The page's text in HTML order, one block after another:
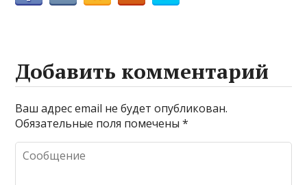
Добавить комментарий
Ваш адрес email не будет опубликован.
Обязательные поля помечены*